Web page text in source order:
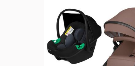
end
of
the